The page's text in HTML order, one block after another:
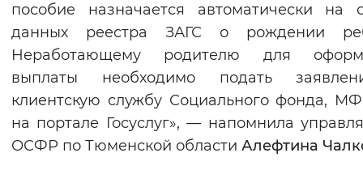
пособие назначается автоматически на
данных реестра ЗАГС о рождении
Неработающему родителю для
выплаты необходимо подать
клиентскую службу Социального фонда,
на портале Госуслуг», — напомнила
ОСФР по Тюменской области Алефтина